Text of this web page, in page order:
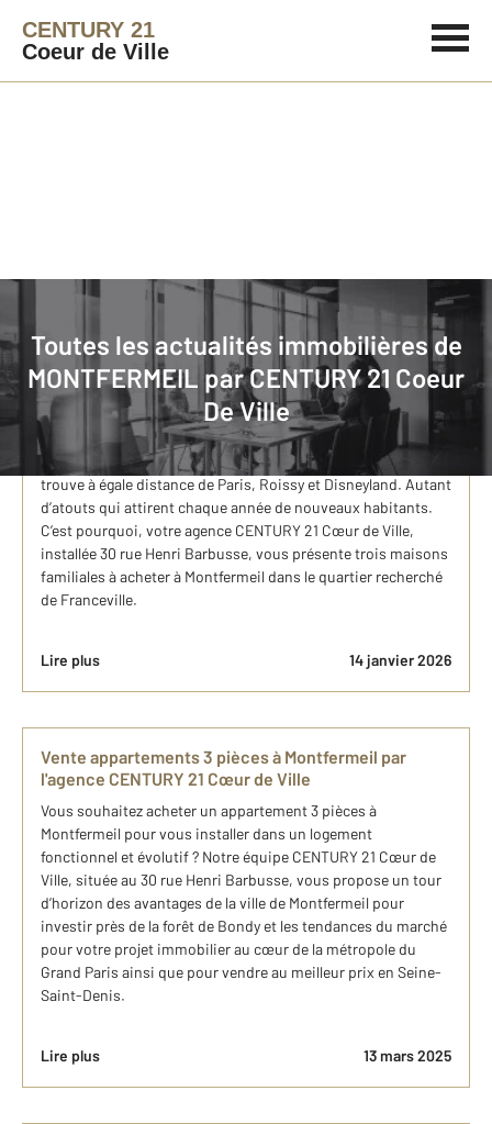
CENTURY 21
Coeur de Ville
Toutes les actualités immobilières de
MONTFERMEIL parCENTURY 21 Coeur
De Ville
Actualités immobilières à MONTFERMEIL
Vente de maisons à Montfermeil Quartier Franceville
: la sélection exclusive de CENTURY 21 Cœur de Ville
Dans le département de la Seine-Saint-Denis, la ville de
Montfermeil, limitrophe de la Seine-et-Marne et de Chelles, se
trouve à égale distance de Paris, Roissy et Disneyland. Autant
d’atouts qui attirent chaque année de nouveaux habitants.
C’est pourquoi, votre agence CENTURY 21 Cœur de Ville,
installée 30 rue Henri Barbusse, vous présente trois maisons
familiales à acheter à Montfermeil dans le quartier recherché
de Franceville.
Lire plus 14 janvier 2026
Vente appartements 3 pièces à Montfermeil par
l'agence CENTURY 21 Cœur de Ville
Vous souhaitez acheter un appartement 3 pièces à
Montfermeil pour vous installer dans un logement
fonctionnel et évolutif ? Notre équipe CENTURY 21 Cœur de
Ville, située au 30 rue Henri Barbusse, vous propose un tour
d’horizon des avantages de la ville de Montfermeil pour
investir près de la forêt de Bondy et les tendances du marché
pour votre projet immobilier au cœur de la métropole du
Grand Paris ainsi que pour vendre au meilleur prix en Seine-
Saint-Denis.
Lire plus 13 mars 2025